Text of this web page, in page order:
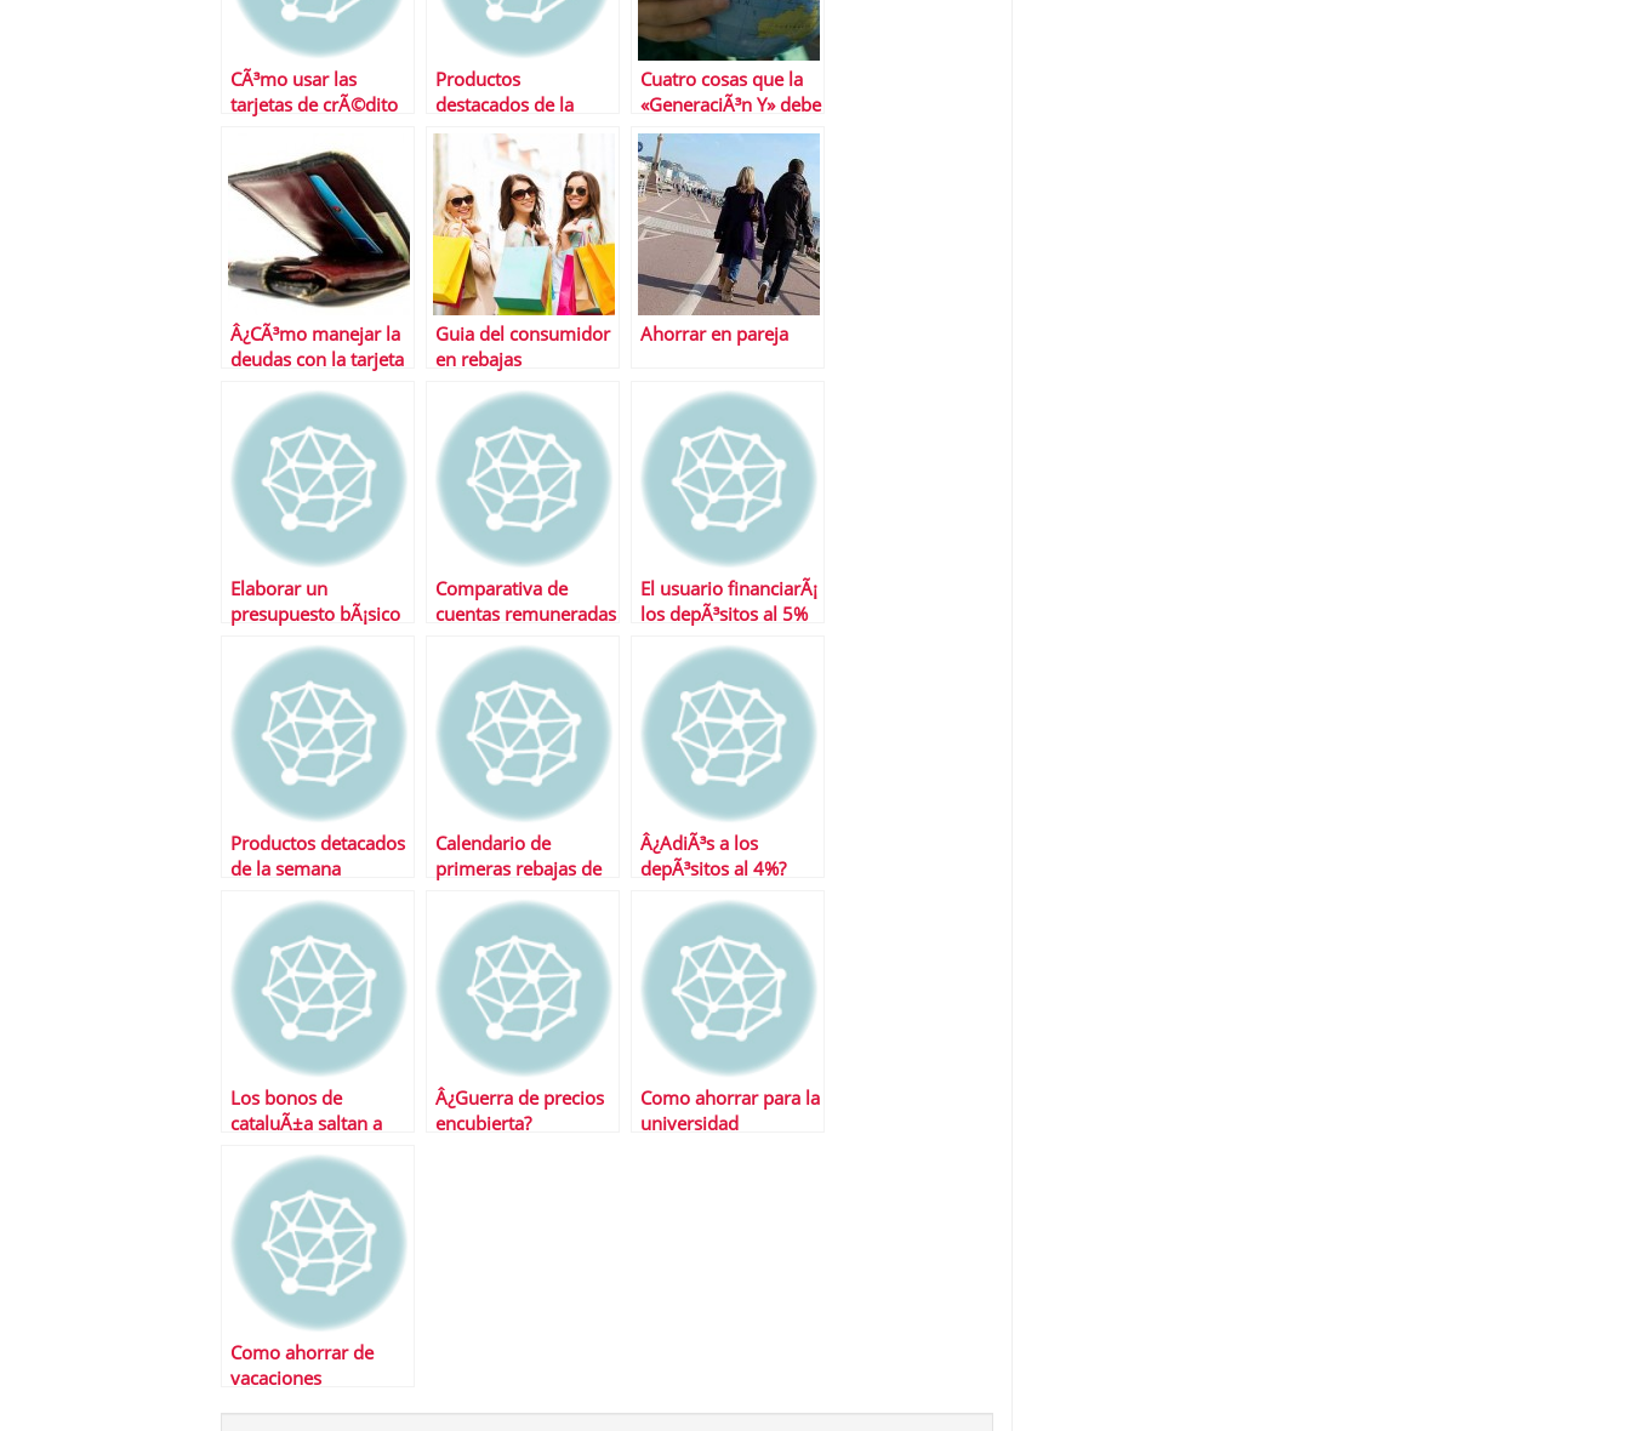
CÃ³mo usar las
tarjetas de crÃ©dito
Productos
destacados de la
semana
Cuatro cosas que la
«GeneraciÃ³n Y» debe
aprender sobre el
dinero
Â¿CÃ³mo manejar la
deudas con la tarjeta
Guia del consumidor
en rebajas
Ahorrar en pareja
Elaborar un
presupuesto bÃ¡sico
Comparativa de
cuentas remuneradas
El usuario financiarÃ¡
los depÃ³sitos al 5%
Productos detacados
de la semana
Calendario de
primeras rebajas de
Â¿AdiÃ³s a los
depÃ³sitos al 4%?
Los bonos de
cataluÃ±a saltan a
Â¿Guerra de precios
encubierta?
Como ahorrar para la
universidad
Como ahorrar de
vacaciones